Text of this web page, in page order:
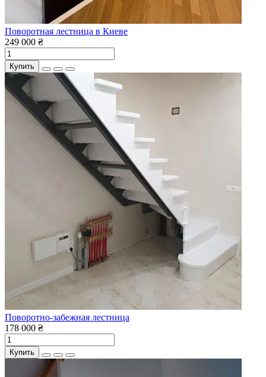
Поворотная лестница в Киеве
249 000 ₴
Купить
Поворотно-забежная лестница
178 000 ₴
Купить